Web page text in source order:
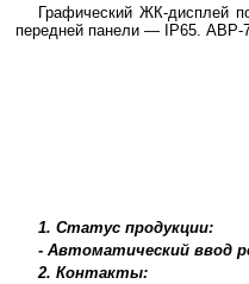
Графический ЖК-дисплей
передней панели — IP65. АВР-
1. Статус продукции:
- Автоматический ввод
2. Контакты: